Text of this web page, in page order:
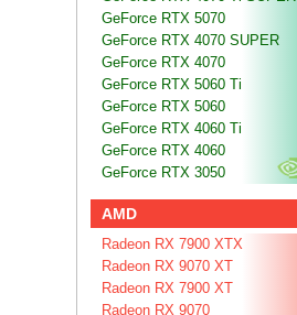
GeForce RTX 5070
GeForce RTX 4070 SUPER
GeForce RTX 4070
GeForce RTX 5060 Ti
GeForce RTX 5060
GeForce RTX 4060 Ti
GeForce RTX 4060
GeForce RTX 3050
AMD
Radeon RX 7900 XTX
Radeon RX 9070 XT
Radeon RX 7900 XT
Radeon RX 9070